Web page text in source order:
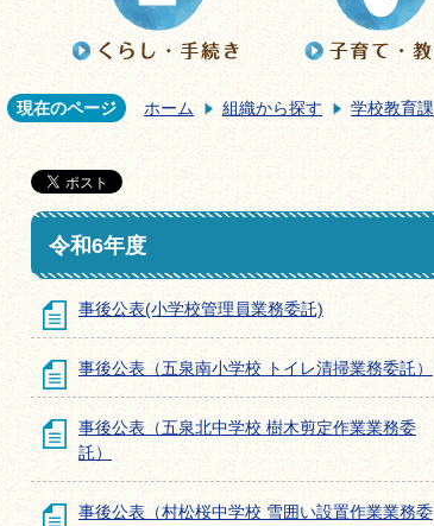
現在のページ ホーム 組織から探す 学校教育課
令和6年度
事後公表(小学校管理員業務委託)
事後公表（五泉南小学校 トイレ清掃業務委託）
事後公表（五泉北中学校 樹木剪定作業業務委
託）
事後公表（村松桜中学校 雪囲い設置作業業務委